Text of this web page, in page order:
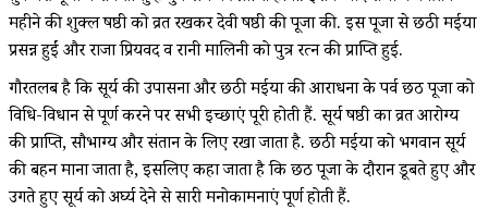
महीने की शुक्ल षष्ठी को व्रत रखकर देवी षष्ठी की पूजा की. इस पूजा से छठी मईया
प्रसन्न हुईं और राजा प्रियवद व रानी मालिनी को पुत्र रत्न की प्राप्ति हुई.
गौरतलब है कि सूर्य की उपासना और छठी मईया की आराधना के पर्व छठ पूजा को
विधि-विधान से पूर्ण करने पर सभी इच्छाएं पूरी होती हैं. सूर्य षष्ठी का व्रत आरोग्य
की प्राप्ति, सौभाग्य और संतान के लिए रखा जाता है. छठी मईया को भगवान सूर्य
की बहन माना जाता है, इसलिए कहा जाता है कि छठ पूजा के दौरान डूबते हुए और
उगते हुए सूर्य को अर्घ्य देने से सारी मनोकामनाएं पूर्ण होती हैं.